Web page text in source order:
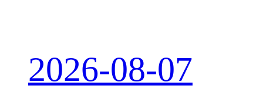
2026-08-07